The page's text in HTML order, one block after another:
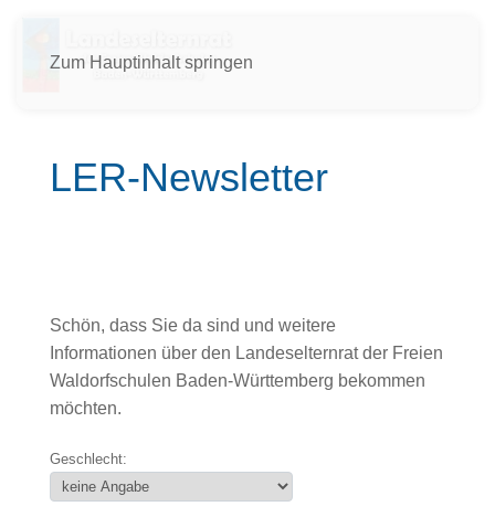
Zum Hauptinhalt springen
LER-Newsletter
Schön, dass Sie da sind und weitere
Informationen über den Landeselternrat der Freien
Waldorfschulen Baden-Württemberg bekommen
möchten.
Geschlecht: